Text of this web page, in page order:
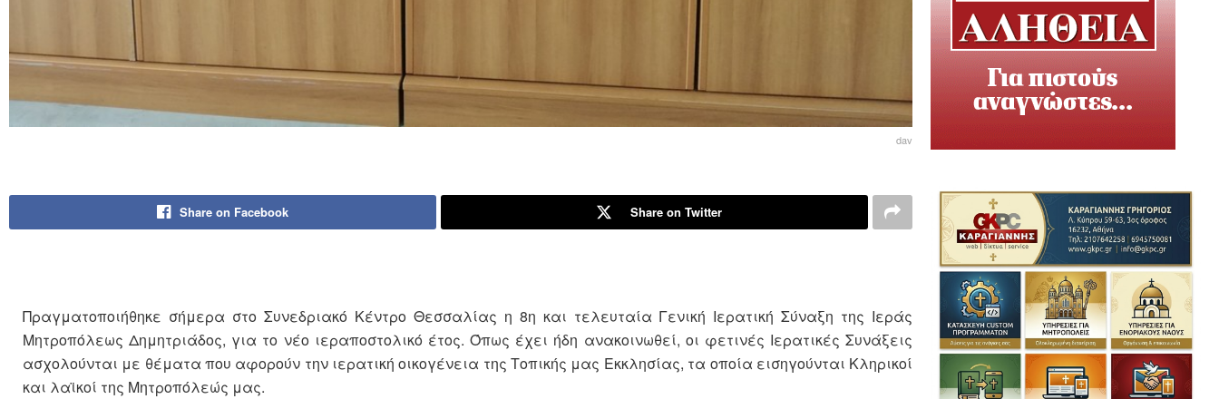
dav
Share on Facebook Share on Twitter
Πραγματοποιήθηκε σήμερα στο Συνεδριακό Κέντρο Θεσσαλίας η 8η και τελευταία Γενική Ιερατική Σύναξη της Ιεράς
Μητροπόλεως Δημητριάδος, για το νέο ιεραποστολικό έτος. Όπως έχει ήδη ανακοινωθεί, οι φετινές Ιερατικές Συνάξεις
ασχολούνται με θέματα που αφορούν την ιερατική οικογένεια της Τοπικής μας Εκκλησίας, τα οποία εισηγούνται Κληρικοί
και λαϊκοί της Μητροπόλεώς μας.